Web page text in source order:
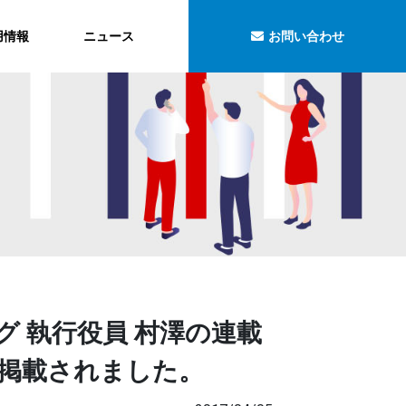
情報 ニュース お問い合わせ
執行役員 村澤の連載
載されました。